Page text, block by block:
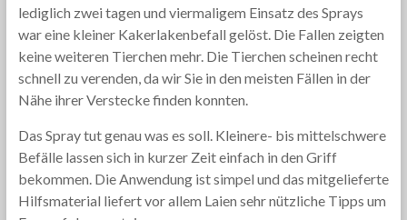
lediglich zwei tagen und viermaligem Einsatz des Sprays
war eine kleiner Kakerlakenbefall gelöst. Die Fallen zeigten
keine weiteren Tierchen mehr. Die Tierchen scheinen recht
schnell zu verenden, da wir Sie in den meisten Fällen in der
Nähe ihrer Verstecke finden konnten.
Das Spray tut genau was es soll. Kleinere- bis mittelschwere
Befälle lassen sich in kurzer Zeit einfach in den Griff
bekommen. Die Anwendung ist simpel und das mitgelieferte
Hilfsmaterial liefert vor allem Laien sehr nützliche Tipps um